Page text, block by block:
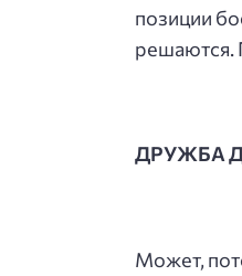
позиции
решаются.
ДРУЖБА
Может,